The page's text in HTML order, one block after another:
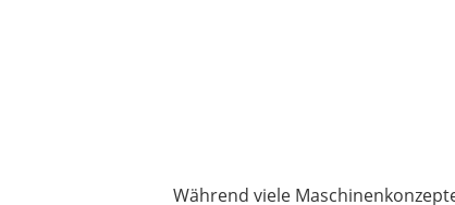
Während viele